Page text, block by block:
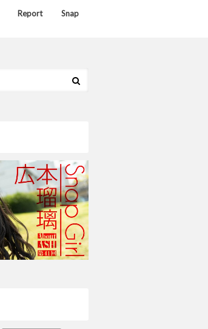
Report Snap